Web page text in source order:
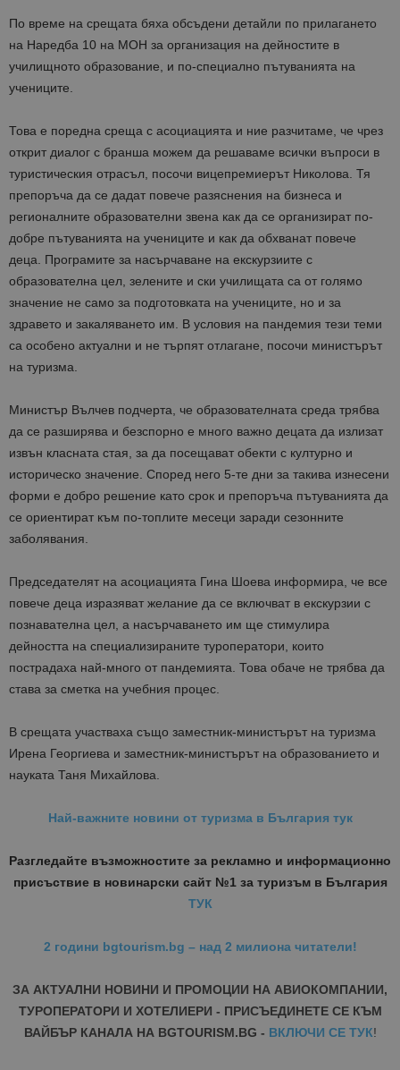
По време на срещата бяха обсъдени детайли по прилагането
на Наредба 10 на МОН за организация на дейностите в
училищното образование, и по-специално пътуванията на
учениците.
Това е поредна среща с асоциацията и ние разчитаме, че чрез
открит диалог с бранша можем да решаваме всички въпроси в
туристическия отрасъл, посочи вицепремиерът Николова. Тя
препоръча да се дадат повече разяснения на бизнеса и
регионалните образователни звена как да се организират по-
добре пътуванията на учениците и как да обхванат повече
деца. Програмите за насърчаване на екскурзиите с
образователна цел, зелените и ски училищата са от голямо
значение не само за подготовката на учениците, но и за
здравето и закаляването им. В условия на пандемия тези теми
са особено актуални и не търпят отлагане, посочи министърът
на туризма.
Министър Вълчев подчерта, че образователната среда трябва
да се разширява и безспорно е много важно децата да излизат
извън класната стая, за да посещават обекти с културно и
историческо значение. Според него 5-те дни за такива изнесени
форми е добро решение като срок и препоръча пътуванията да
се ориентират към по-топлите месеци заради сезонните
заболявания.
Председателят на асоциацията Гина Шоева информира, че все
повече деца изразяват желание да се включват в екскурзии с
познавателна цел, а насърчаването им ще стимулира
дейността на специализираните туроператори, които
пострадаха най-много от пандемията. Това обаче не трябва да
става за сметка на учебния процес.
В срещата участваха също заместник-министърът на туризма
Ирена Георгиева и заместник-министърът на образованието и
науката Таня Михайлова.
Най-важните новини от туризма в България тук
Разгледайте възможностите за рекламно и информационно
присъствие в новинарски сайт №1 за туризъм в България
ТУК
2 години bgtourism.bg – над 2 милиона читатели!
ЗА АКТУАЛНИ НОВИНИ И ПРОМОЦИИ НА АВИОКОМПАНИИ,
ТУРОПЕРАТОРИ И ХОТЕЛИЕРИ - ПРИСЪЕДИНЕТЕ СЕ КЪМ
ВАЙБЪР КАНАЛА НА BGTOURISM.BG - ВКЛЮЧИ СЕ ТУК!